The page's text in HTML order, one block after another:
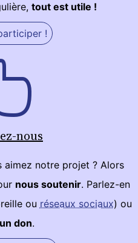
tout est utile !
!
nous
aimez notre projet ? Alors
nous soutenir. Parlez-en
ou réseaux sociaux) ou
un don.